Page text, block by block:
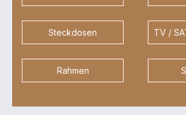
Steckdosen TV /
Rahmen